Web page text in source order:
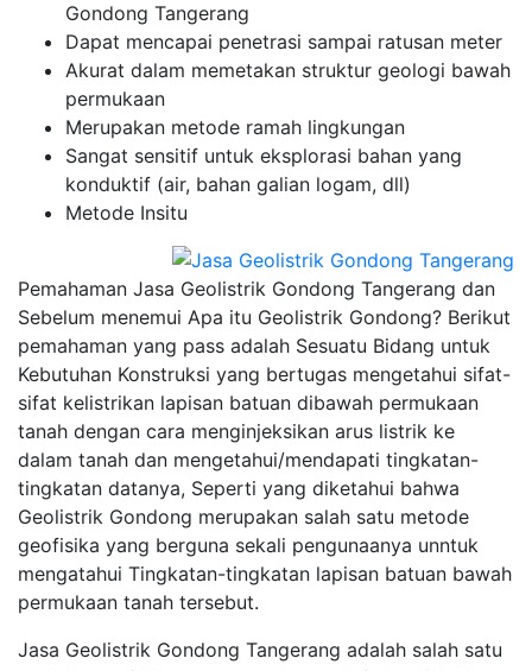
Gondong Tangerang
Dapat mencapai penetrasi sampai ratusan meter
Akurat dalam memetakan struktur geologi bawah
permukaan
Merupakan metode ramah lingkungan
Sangat sensitif untuk eksplorasi bahan yang
konduktif (air, bahan galian logam, dll)
Metode Insitu
Pemahaman Jasa Geolistrik Gondong Tangerang dan
Sebelum menemui Apa itu Geolistrik Gondong? Berikut
pemahaman yang pass adalah Sesuatu Bidang untuk
Kebutuhan Konstruksi yang bertugas mengetahui sifat-
sifat kelistrikan lapisan batuan dibawah permukaan
tanah dengan cara menginjeksikan arus listrik ke
dalam tanah dan mengetahui/mendapati tingkatan-
tingkatan datanya, Seperti yang diketahui bahwa
Geolistrik Gondong merupakan salah satu metode
geofisika yang berguna sekali pengunaanya unntuk
mengatahui Tingkatan-tingkatan lapisan batuan bawah
permukaan tanah tersebut.
Jasa Geolistrik Gondong Tangerang adalah salah satu